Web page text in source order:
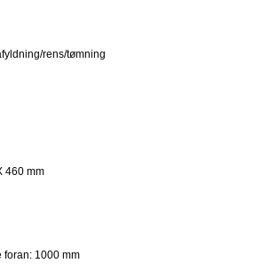
rens/tømning
460 mm
foran: 1000 mm